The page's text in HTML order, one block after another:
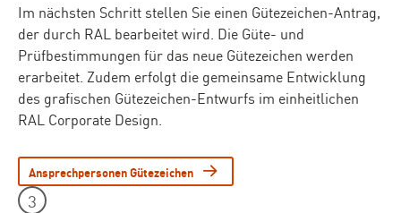
Im nächsten Schritt stellen Sie einen Gütezeichen-Antrag,
der durch RAL bearbeitet wird. Die Güte- und
Prüfbestimmungen für das neue Gütezeichen werden
erarbeitet. Zudem erfolgt die gemeinsame Entwicklung
des grafischen Gütezeichen-Entwurfs im einheitlichen
RAL Corporate Design.
Ansprechpersonen Gütezeichen
Leistungen Teaser - Element 3
3